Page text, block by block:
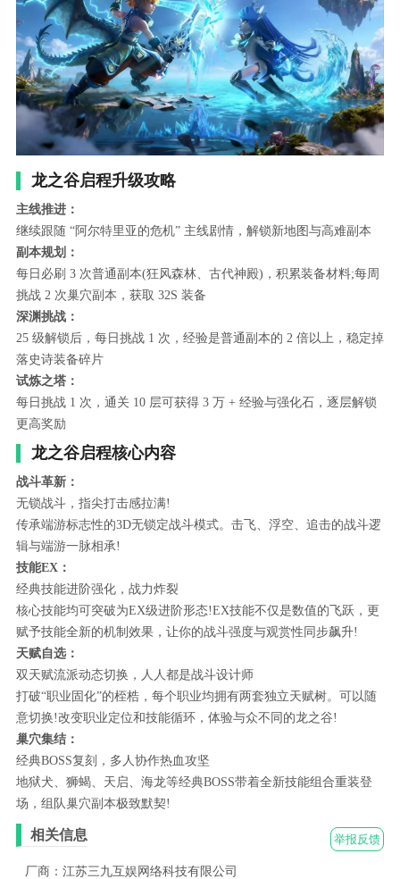
龙之谷启程升级攻略
主线推进：
继续跟随 “阿尔特里亚的危机” 主线剧情，解锁新地图与高难副本
副本规划：
每日必刷 3 次普通副本(狂风森林、古代神殿)，积累装备材料;每周
挑战 2 次巢穴副本，获取 32S 装备
深渊挑战：
25 级解锁后，每日挑战 1 次，经验是普通副本的 2 倍以上，稳定掉
落史诗装备碎片
试炼之塔：
每日挑战 1 次，通关 10 层可获得 3 万 + 经验与强化石，逐层解锁
更高奖励
龙之谷启程核心内容
战斗革新：
无锁战斗，指尖打击感拉满!
传承端游标志性的3D无锁定战斗模式。击飞、浮空、追击的战斗逻
辑与端游一脉相承!
技能EX：
经典技能进阶强化，战力炸裂
核心技能均可突破为EX级进阶形态!EX技能不仅是数值的飞跃，更
赋予技能全新的机制效果，让你的战斗强度与观赏性同步飙升!
天赋自选：
双天赋流派动态切换，人人都是战斗设计师
打破“职业固化”的桎梏，每个职业均拥有两套独立天赋树。可以随
意切换!改变职业定位和技能循环，体验与众不同的龙之谷!
巢穴集结：
经典BOSS复刻，多人协作热血攻坚
地狱犬、狮蝎、天启、海龙等经典BOSS带着全新技能组合重装登
场，组队巢穴副本极致默契!
举报反馈
相关信息
厂商：江苏三九互娱网络科技有限公司